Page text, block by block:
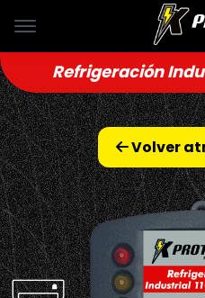
Refrigeración
Volver